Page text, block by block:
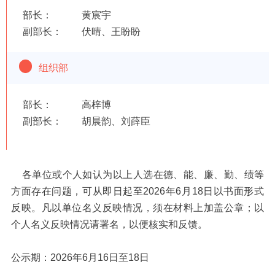
部长： 黄宸宇
副部长： 伏晴、王盼盼
组织部
部长： 高梓博
副部长： 胡晨韵、刘薛臣
各单位或个人如认为以上人选在德、能、廉、勤、绩等
方面存在问题，可从即日起至2026年6月18日以书面形式
反映。凡以单位名义反映情况，须在材料上加盖公章；以
个人名义反映情况请署名，以便核实和反馈。
公示期：2026年6月16日至18日